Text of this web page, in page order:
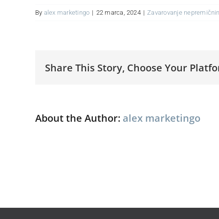
By alex marketingo | 22 marca, 2024 | Zavarovanje nepremičnin
Share This Story, Choose Your
About the Author: alex marketingo